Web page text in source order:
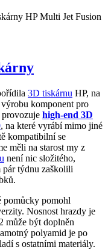
3D tiskárnu HP, na
komponent pro
high-end 3D
, na které vyrábí mimo jiné
kompatibilní se
měli na starost my z
není nic složitého,
týdnu zaškolili
pomůcky pomohl
Nosnost hrazdy je
může být doplněn
polyamid je po
s ostatními materiály.